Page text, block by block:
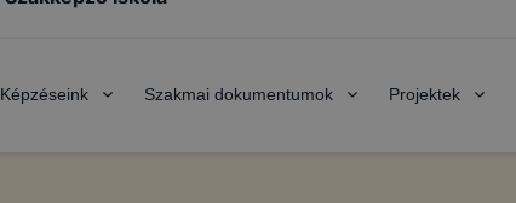
Képzéseink Szakmai dokumentumok Projektek